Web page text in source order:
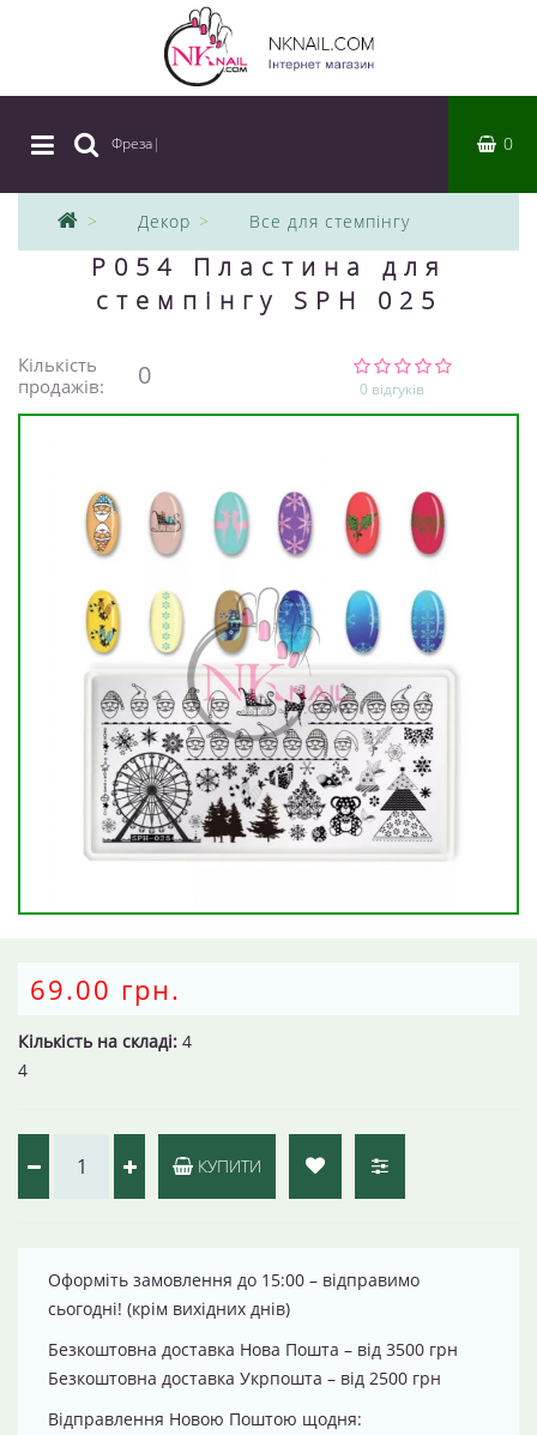
Фреза| 0
Декор Все для стемпінгу
P054 Пластина для
стемпінгу SPH 025
Кількість
продажів:
0 0 відгуків
69.00 грн.
Кількість на складі: 4
4
КУПИТИ
Оформіть замовлення до 15:00 – відправимо
сьогодні! (крім вихідних днів)
Безкоштовна доставка Нова Пошта – від 3500 грн
Безкоштовна доставка Укрпошта – від 2500 грн
Відправлення Новою Поштою щодня: